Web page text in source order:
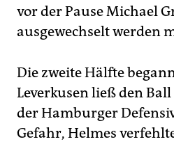
vor der Pause Michael
ausgewechselt werden
Die zweite Hälfte
Leverkusen ließ den
der Hamburger
Gefahr, Helmes